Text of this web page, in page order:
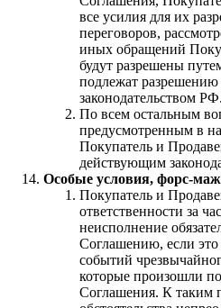
все усилия для их
переговоров,
иных обращений
будут разрешены
подлежат разрешению
законодательством РФ.
По всем остальным
предусмотренным в
Покупатель и
действующим
Особые условия, форс-
Покупатель и
ответственности за
неисполнение
Соглашению, если это
событий
которые произошли
Соглашения. К таким